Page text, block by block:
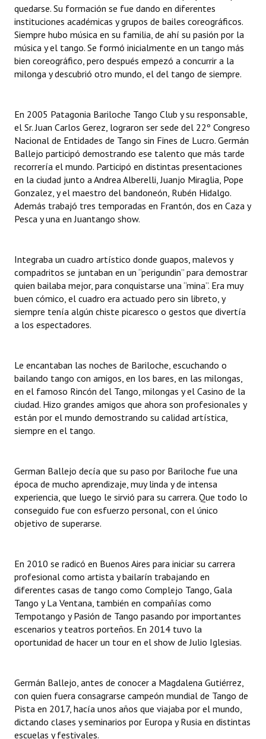
Informes de Unidad Coordinadora
Ejecución Presupuestaria
Actas de Audiencias Públicas
Comunicaciones
Declaraciones
Resoluciones
Resoluciones de Presidencia
INSTITUCIONAL
Noticias Destacadas
Registros y Distinciones
Datos Históricos
Audiencias Públicas - Registro
Mujeres que Dejaron Huellas - Registro
Periodistas Decanos - Registro
Ciudadano Ilustre - Registro
Huéspedes de Honor - Registro
Antiguos Pobladores - Registro
Entrega de distinciones
REFORMA DE LA CARTA ORGÁNICA
quedarse. Su formación se fue dando en diferentes
instituciones académicas y grupos de bailes coreográficos.
Siempre hubo música en su familia, de ahí su pasión por la
música y el tango. Se formó inicialmente en un tango más
bien coreográfico, pero después empezó a concurrir a la
milonga y descubrió otro mundo, el del tango de siempre.
En 2005 Patagonia Bariloche Tango Club y su responsable,
el Sr. Juan Carlos Gerez, lograron ser sede del 22º Congreso
Nacional de Entidades de Tango sin Fines de Lucro. Germán
Ballejo participó demostrando ese talento que más tarde
recorrería el mundo. Participó en distintas presentaciones
en la ciudad junto a Andrea Alberelli, Juanjo Miraglia, Pope
Gonzalez, y el maestro del bandoneón, Rubén Hidalgo.
Además trabajó tres temporadas en Frantón, dos en Caza y
Pesca y una en Juantango show.
Integraba un cuadro artístico donde guapos, malevos y
compadritos se juntaban en un “perigundin” para demostrar
quien bailaba mejor, para conquistarse una “mina”. Era muy
buen cómico, el cuadro era actuado pero sin libreto, y
siempre tenía algún chiste picaresco o gestos que divertía
a los espectadores.
Le encantaban las noches de Bariloche, escuchando o
bailando tango con amigos, en los bares, en las milongas,
en el famoso Rincón del Tango, milongas y el Casino de la
ciudad. Hizo grandes amigos que ahora son profesionales y
están por el mundo demostrando su calidad artística,
siempre en el tango.
German Ballejo decía que su paso por Bariloche fue una
época de mucho aprendizaje, muy linda y de intensa
experiencia, que luego le sirvió para su carrera. Que todo lo
conseguido fue con esfuerzo personal, con el único
objetivo de superarse.
En 2010 se radicó en Buenos Aires para iniciar su carrera
profesional como artista y bailarín trabajando en
diferentes casas de tango como Complejo Tango, Gala
Tango y La Ventana, también en compañías como
Tempotango y Pasión de Tango pasando por importantes
escenarios y teatros porteños. En 2014 tuvo la
oportunidad de hacer un tour en el show de Julio Iglesias.
Germán Ballejo, antes de conocer a Magdalena Gutiérrez,
con quien fuera consagrarse campeón mundial de Tango de
Pista en 2017, hacía unos años que viajaba por el mundo,
dictando clases y seminarios por Europa y Rusia en distintas
escuelas y festivales.